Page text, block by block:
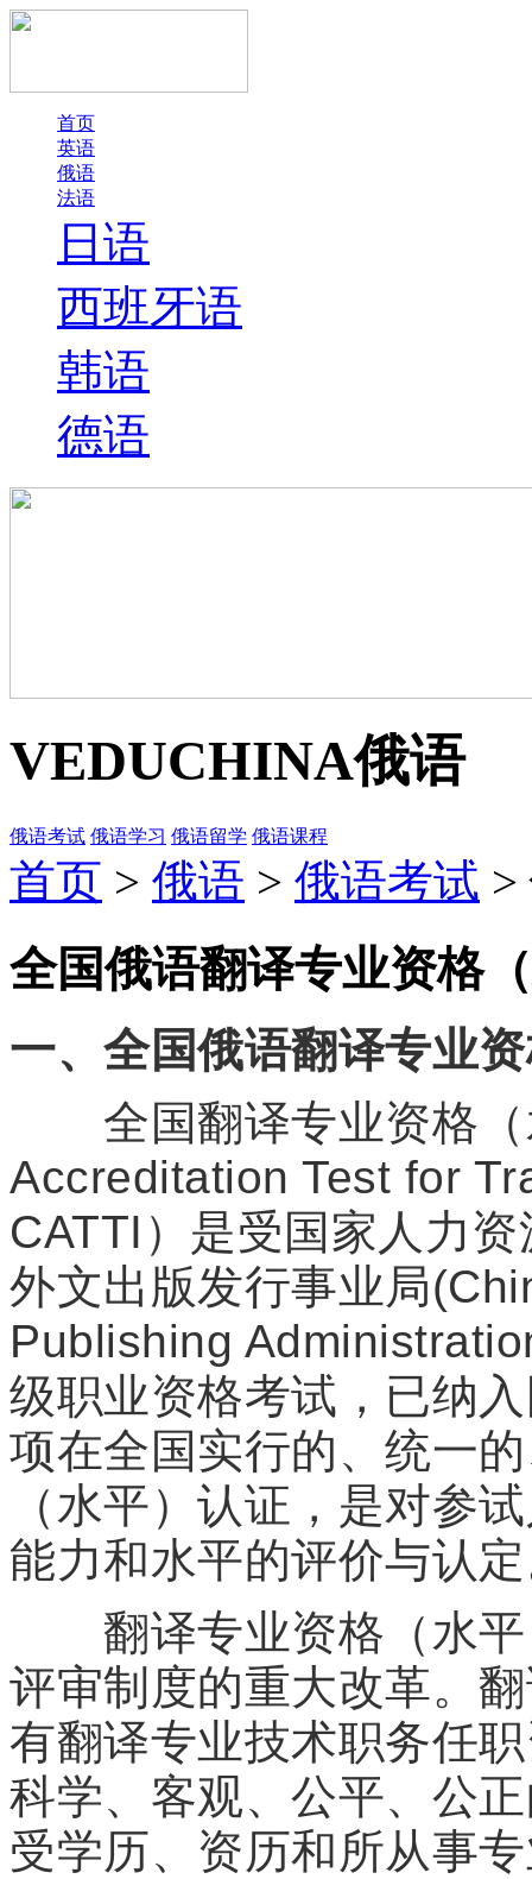
首页
英语
俄语
法语
日语
西班牙语
韩语
德语
VEDUCHINA俄语
俄语考试 俄语学习 俄语留学 俄语课程
首页 > 俄语 > 俄语考试 >
全国俄语翻译专业资格
一、全国俄语翻译专业
全国翻译专业资格（
Accreditation Test for
CATTI）是受国家人力
外文出版发行事业局
Publishing
级职业资格考试，已纳
项在全国实行的、统一
（水平）认证，是对参
能力和水平的评价与认
翻译专业资格（水平
评审制度的重大改革。
有翻译专业技术职务任
科学、客观、公平、公
受学历、资历和所从事